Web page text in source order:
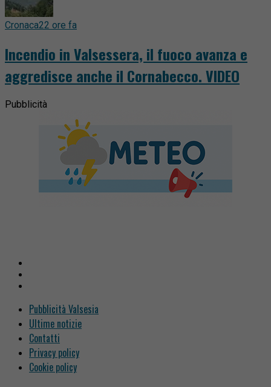
Cronaca22 ore fa
Incendio in Valsessera, il fuoco avanza e
aggredisce anche il Cornabecco. VIDEO
Pubblicità
Pubblicità Valsesia
Ultime notizie
Contatti
Privacy policy
Cookie policy